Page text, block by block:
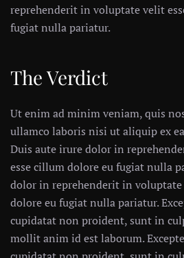
reprehenderit in voluptate velit
fugiat nulla pariatur.
The Verdict
Ut enim ad minim veniam, quis
ullamco laboris nisi ut aliquip ex
Duis aute irure dolor in
esse cillum dolore eu fugiat nulla
dolor in reprehenderit in
dolore eu fugiat nulla pariatur.
cupidatat non proident, sunt in
mollit anim id est laborum.